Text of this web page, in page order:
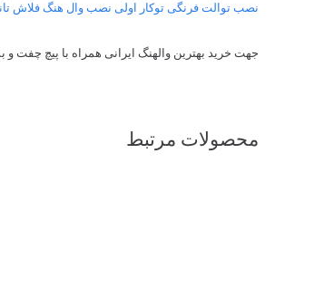
نصب توالت فرنگی توکار اولی نصب وال هنگ فلاش
جهت خرید بهترین والهنگ ایرانی همراه با پیچ چفت و
محصولات مرتبط